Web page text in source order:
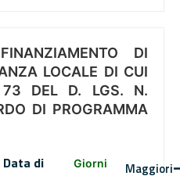
DI
LOCALE DI CUI
DEL D. LGS. N.
DI PROGRAMMA
Data di
Giorni
Maggiori